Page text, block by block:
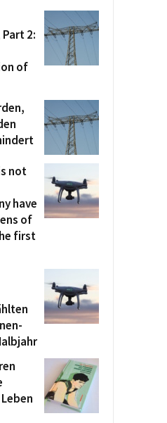
2:
of
not
have
of
first